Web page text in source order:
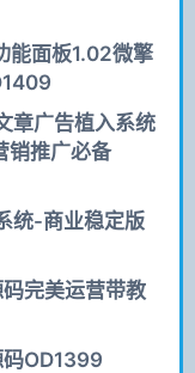
能面板1.02微擎
章广告植入系统
销推广必备
统-商业稳定版
完美运营带教
OD1399